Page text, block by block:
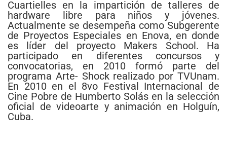
Cuartielles en la impartición de talleres de
hardware libre para niños y jóvenes.
Actualmente se desempeña como Subgerente
de Proyectos Especiales en Enova, en donde
es líder del proyecto Makers School. Ha
participado en diferentes concursos y
convocatorias, en 2010 formó parte del
programa Arte- Shock realizado por TVUnam.
En 2010 en el 8vo Festival Internacional de
Cine Pobre de Humberto Solás en la selección
oficial de videoarte y animación en Holguín,
Cuba.